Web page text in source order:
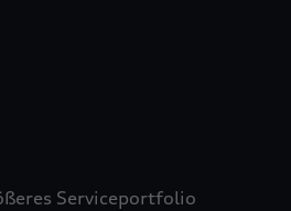
Serviceportfolio